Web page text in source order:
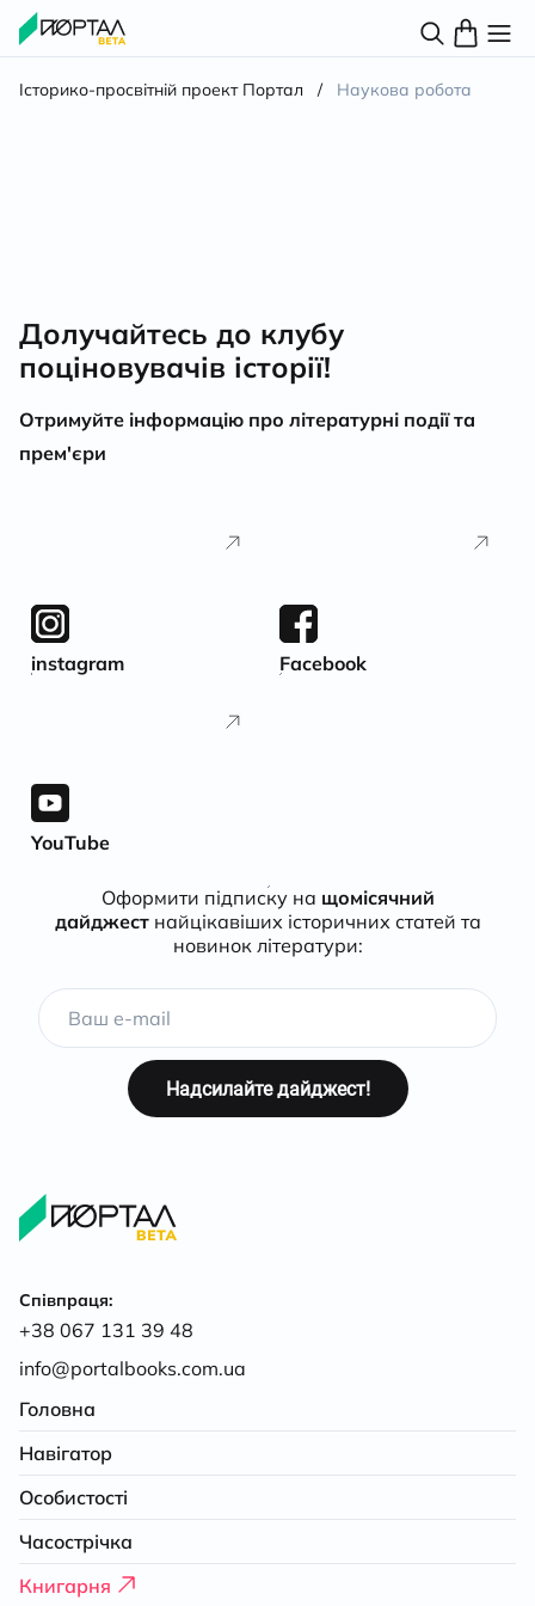
Історико-просвітній проект Портал / Наукова робота
Долучайтесь до клубу
поціновувачів історії!
Отримуйте інформацію про літературні події та
прем'єри
instagram Facebook
YouTube
Оформити підписку на щомісячний
дайджестнайцікавіших історичних статей та
новинок літератури:
Співпраця:
+38 067 131 39 48
info@portalbooks.com.ua
Головна
Навігатор
Особистості
Часострічка
Книгарня